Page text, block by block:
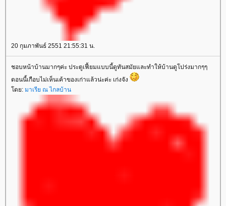
20 กุมภาพันธ์ 2551 21:55:31 น.
ชอบหน้าบ้านมากๆค่ะ ประตูเฟี้ยมแบบนี้ดูทันสมัยและทำให้บ้านดูโปร่งมากๆๆ
ตอนนี้เกือบไม่เห็นเค้าของเก่าแล้วน่ะค่ะ เก่งจัง
ดย: มาเรีย ณ ไกลบ้าน